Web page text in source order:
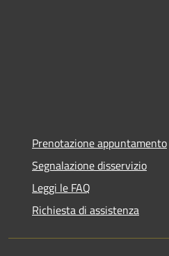
Prenotazione appuntamento
Segnalazione disservizio
Leggi le FAQ
Richiesta di assistenza